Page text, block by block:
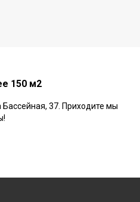
150 м2
Бассейная, 37. Приходите мы